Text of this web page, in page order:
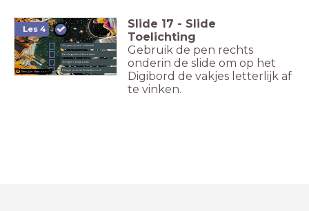
Les 4
We gaan op tour!- helemaal
Het slagwerk uit het orkest
Je eigen compositie
Filmpje over het theaterbezoek
Ben jij er klaar voor?
Slide 17 - Slide
Toelichting
Gebruik de pen rechts
onderin de slide om op het
Digibord de vakjes letterlijk af
te vinken.